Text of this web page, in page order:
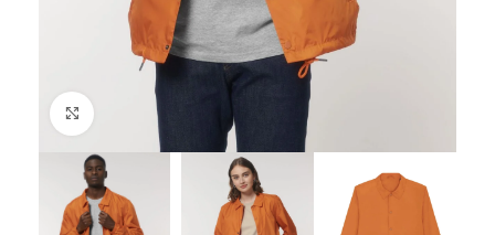
Click to enlarge